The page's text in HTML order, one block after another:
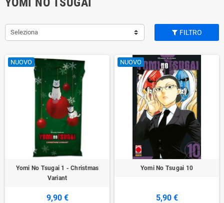
Seleziona FILTRO
NUOVO
Yomi No Tsugai 1 - Christmas
Variant
9,90 €
NUOVO
Yomi No Tsugai 10
5,90 €